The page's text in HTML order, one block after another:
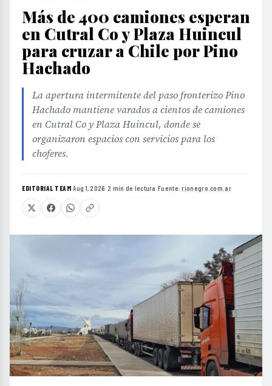
Más de 400 camiones esperan
en Cutral Co y Plaza Huincul
para cruzar a Chile por Pino
Hachado
La apertura intermitente del paso fronterizo Pino
Hachado mantiene varados a cientos de camiones
en Cutral Co y Plaza Huincul, donde se
organizaron espacios con servicios para los
choferes.
EDITORIAL TEAM·Aug 1, 2026 ·2 min de lectura ·Fuente:rionegro.com.ar